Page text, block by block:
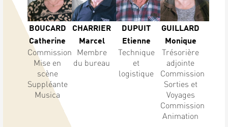
BOUCARD
Catherine
Commission
Mise en
scène
Suppléante
Musica
CHARRIER
Marcel
Membre
du bureau
DUPUIT
Etienne
Technique
et
logistique
GUILLARD
Monique
Trésorière
adjointe
Commission
Sorties et
Voyages
Commission
Animation